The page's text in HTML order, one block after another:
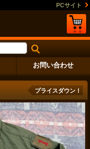
PCサイト
お問い合わせ
プライスダウン！